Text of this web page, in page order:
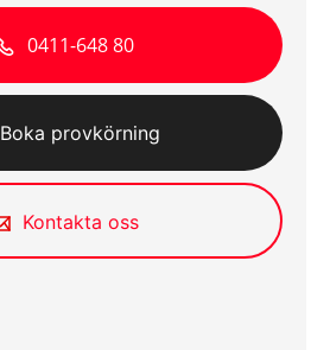
0411-648 80
Boka provkörning
Kontakta oss